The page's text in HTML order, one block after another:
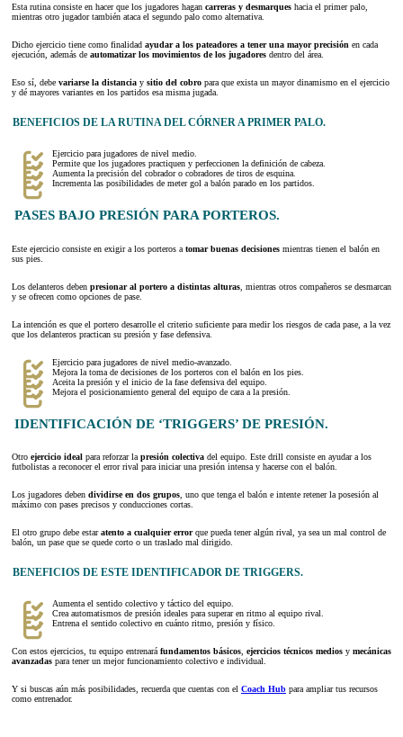
Esta rutina consiste en hacer que los jugadores hagan carreras y desmarques hacia el primer palo,
mientras otro jugador también ataca el segundo palo como alternativa.
Dicho ejercicio tiene como finalidad ayudar a los pateadores a tener una mayor precisión en cada
ejecución, además de automatizar los movimientos de los jugadores dentro del área.
Eso sí, debe variarse la distancia y sitio del cobro para que exista un mayor dinamismo en el ejercicio
y dé mayores variantes en los partidos esa misma jugada.
BENEFICIOS DE LA RUTINA DEL CÓRNER A PRIMER PALO.
Ejercicio para jugadores de nivel medio.
Permite que los jugadores practiquen y perfeccionen la definición de cabeza.
Aumenta la precisión del cobrador o cobradores de tiros de esquina.
Incrementa las posibilidades de meter gol a balón parado en los partidos.
PASES BAJO PRESIÓN PARA PORTEROS.
Este ejercicio consiste en exigir a los porteros a tomar buenas decisiones mientras tienen el balón en
sus pies.
Los delanteros deben presionar al portero a distintas alturas , mientras otros compañeros se desmarcan
y se ofrecen como opciones de pase.
La intención es que el portero desarrolle el criterio suficiente para medir los riesgos de cada pase, a la vez
que los delanteros practican su presión y fase defensiva.
Ejercicio para jugadores de nivel medio-avanzado.
Mejora la toma de decisiones de los porteros con el balón en los pies.
Aceita la presión y el inicio de la fase defensiva del equipo.
Mejora el posicionamiento general del equipo de cara a la presión.
IDENTIFICACIÓN DE ‘TRIGGERS’ DE PRESIÓN.
Otro ejercicio ideal para reforzar lapresión colectiva del equipo. Este drill consiste en ayudar a los
futbolistas a reconocer el error rival para iniciar una presión intensa y hacerse con el balón.
Los jugadores deben dividirse en dos grupos, uno que tenga el balón e intente retener la posesión al
máximo con pases precisos y conducciones cortas.
El otro grupo debe estaratento a cualquier errorque pueda tener algún rival, ya sea un mal control de
balón, un pase que se quede corto o un traslado mal dirigido.
BENEFICIOS DE ESTE IDENTIFICADOR DE TRIGGERS.
Aumenta el sentido colectivo y táctico del equipo.
Crea automatismos de presión ideales para superar en ritmo al equipo rival.
Entrena el sentido colectivo en cuánto ritmo, presión y físico.
Con estos ejercicios, tu equipo entrenará fundamentos básicos ejercicios técnicos medios y mecánicas
avanzadas para tener un mejor funcionamiento colectivo e individual.
Y si buscas aún más posibilidades, recuerda que cuentas con el Coach Hub para ampliar tus recursos
como entrenador.